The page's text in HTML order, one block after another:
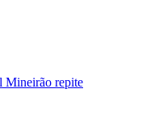
Mineirão repite